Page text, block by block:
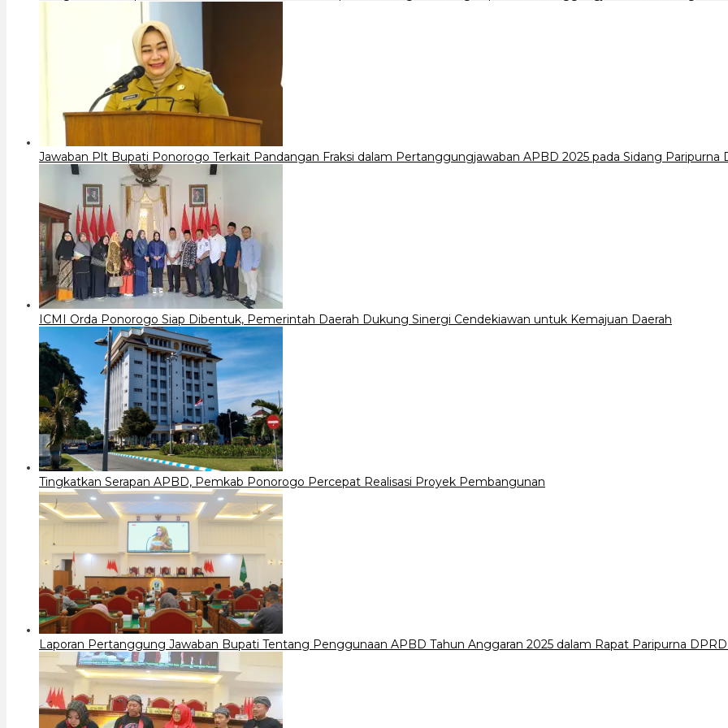
Jawaban Plt Bupati Ponorogo Terkait Pandangan Fraksi dalam Pertanggungjawaban APBD 2025 pada Sidang Paripurna
ICMI Orda Ponorogo Siap Dibentuk, Pemerintah Daerah Dukung Sinergi Cendekiawan untuk Kemajuan Daerah
Tingkatkan Serapan APBD, Pemkab Ponorogo Percepat Realisasi Proyek Pembangunan
Laporan Pertanggung Jawaban Bupati Tentang Penggunaan APBD Tahun Anggaran 2025 dalam Rapat Paripurna